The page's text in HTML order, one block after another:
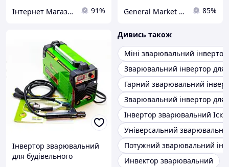
Інтернет Магазин "StepShop" 91% General Market UA 85%
Інвертор зварювальний
для будівельного
Дивись також
Міні зварювальний інвертор
Зварювальний інвертор для
Гарний зварювальний
Зварювальний інвертор для
Інвертор зварювальний
Універсальний
Потужний зварювальний
Инвектор зварювальний